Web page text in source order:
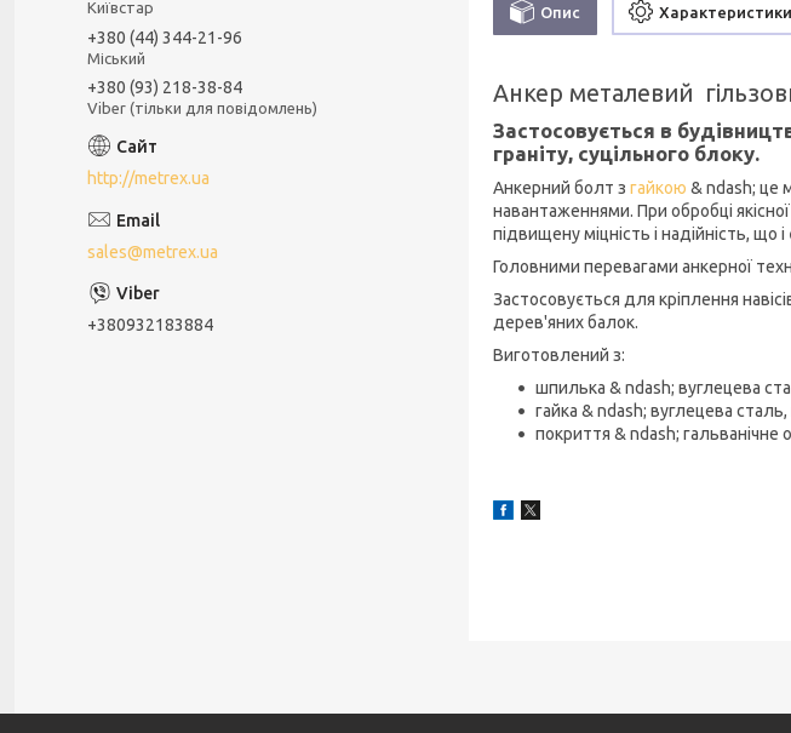
Опис Характеристики
Анкер металевий
Застосовується в
граніту, суцільного блоку.
Анкерний болт з гайкою & ndash; це
навантаженнями. При обробці
підвищену міцність і надійність,
Головними перевагами анкерної
Застосовується для кріплення
дерев'яних балок.
Виготовлений з:
шпилька & ndash; вуглецева
гайка & ndash; вуглецева
покриття & ndash;
Київстар
+380 (44) 344-21-96
Міський
+380 (93) 218-38-84
Viber (тільки для повідомлень)
http://metrex.ua
sales@metrex.ua
+380932183884